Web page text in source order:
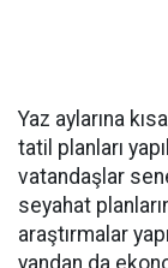
Yaz aylarına
tatil planları
vatandaşlar
seyahat
araştırmalar
yandan da